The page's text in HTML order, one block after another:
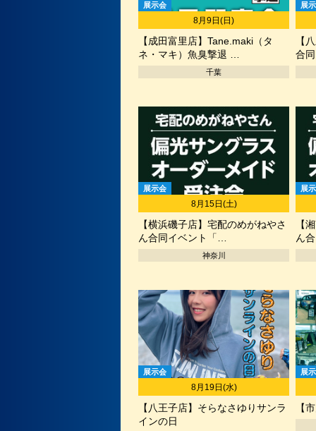
展示会
8月9日(日)
【成田富里店】Tane.maki（タ
ネ・マキ）魚臭撃退 …
千葉
展
【
合
展示会
8月15日(土)
【横浜磯子店】宅配のめがねやさ
ん合同イベント「…
神奈川
展
【
ん
展示会
8月19日(水)
【八王子店】そらなさゆりサンラ
インの日
展
【